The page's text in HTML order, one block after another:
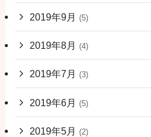
2019年9月 (5)
2019年8月 (4)
2019年7月 (3)
2019年6月 (5)
2019年5月 (2)